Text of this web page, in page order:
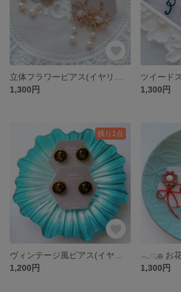
1,300円
1,300円
残り1点
1,200円
1,300円